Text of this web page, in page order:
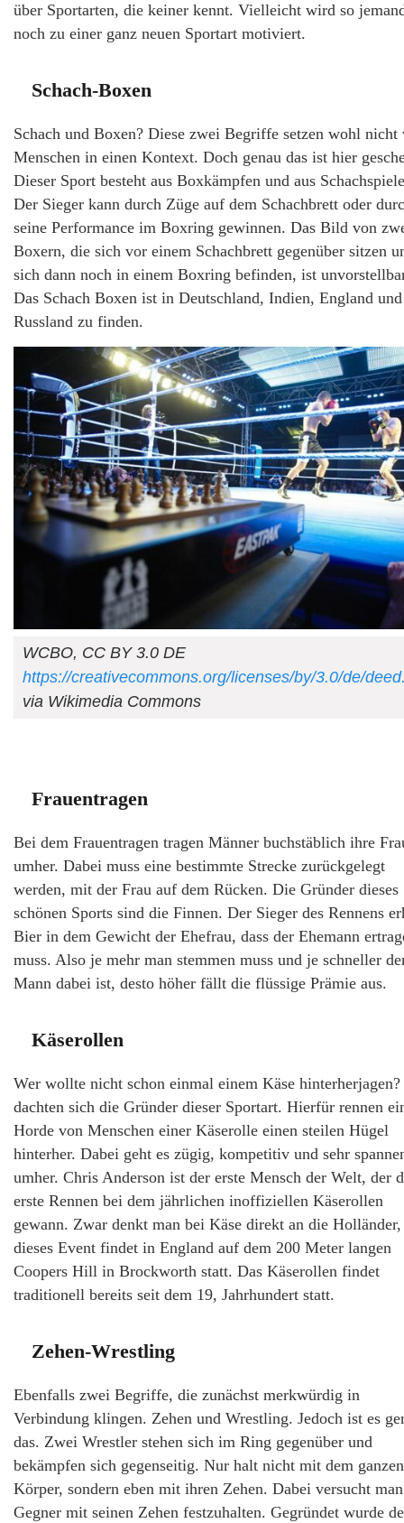
über Sportarten, die keiner kennt. Vielleicht wird so
noch zu einer ganz neuen Sportart motiviert.
Schach-Boxen
Schach und Boxen? Diese zwei Begriffe setzen wohl nicht
Menschen in einen Kontext. Doch genau das ist hier
Dieser Sport besteht aus Boxkämpfen und aus
Der Sieger kann durch Züge auf dem Schachbrett oder
seine Performance im Boxring gewinnen. Das Bild von
Boxern, die sich vor einem Schachbrett gegenüber sitzen
sich dann noch in einem Boxring befinden, ist
Das Schach Boxen ist in Deutschland, Indien, England und
Russland zu finden.
WCBO, CC BY 3.0 DE
https://creativecommons.org/licenses/by/3.0/de/
via Wikimedia Commons
Frauentragen
Bei dem Frauentragen tragen Männer buchstäblich ihre
umher. Dabei muss eine bestimmte Strecke zurückgelegt
werden, mit der Frau auf dem Rücken. Die Gründer dieses
schönen Sports sind die Finnen. Der Sieger des Rennens
Bier in dem Gewicht der Ehefrau, dass der Ehemann
muss. Also je mehr man stemmen muss und je schneller
Mann dabei ist, desto höher fällt die flüssige Prämie aus.
Käserollen
Wer wollte nicht schon einmal einem Käse hinterherjagen?
dachten sich die Gründer dieser Sportart. Hierfür rennen
Horde von Menschen einer Käserolle einen steilen Hügel
hinterher. Dabei geht es zügig, kompetitiv und sehr
umher. Chris Anderson ist der erste Mensch der Welt, der
erste Rennen bei dem jährlichen inoffiziellen Käserollen
gewann. Zwar denkt man bei Käse direkt an die
dieses Event findet in England auf dem 200 Meter langen
Coopers Hill in Brockworth statt. Das Käserollen findet
traditionell bereits seit dem 19, Jahrhundert statt.
Zehen-Wrestling
Ebenfalls zwei Begriffe, die zunächst merkwürdig in
Verbindung klingen. Zehen und Wrestling. Jedoch ist es
das. Zwei Wrestler stehen sich im Ring gegenüber und
bekämpfen sich gegenseitig. Nur halt nicht mit dem ganzen
Körper, sondern eben mit ihren Zehen. Dabei versucht
Gegner mit seinen Zehen festzuhalten. Gegründet wurde